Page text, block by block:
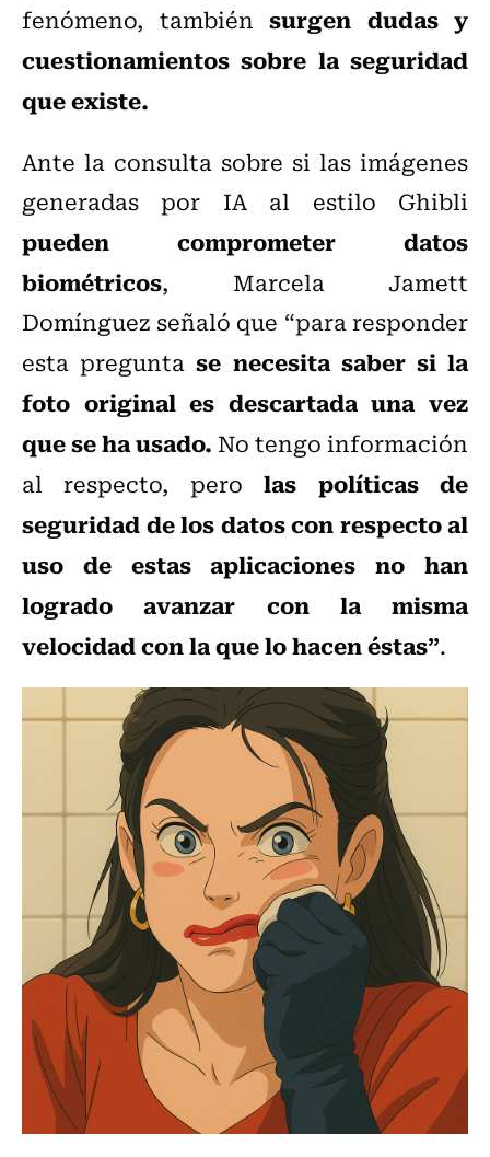
fenómeno, también surgen dudas y
cuestionamientos sobre la seguridad
que existe.
Ante la consulta sobre si las imágenes
generadas por IA al estilo Ghibli
pueden comprometer datos
biométricos, Marcela Jamett
Domínguez señaló que “para responder
esta pregunta se necesita saber si la
foto original es descartada una vez
que se ha usado. No tengo información
al respecto, perolas políticas de
seguridad de los datos con respecto al
uso de estas aplicaciones no han
logrado avanzar con la misma
velocidad con la que lo hacen éstas”.